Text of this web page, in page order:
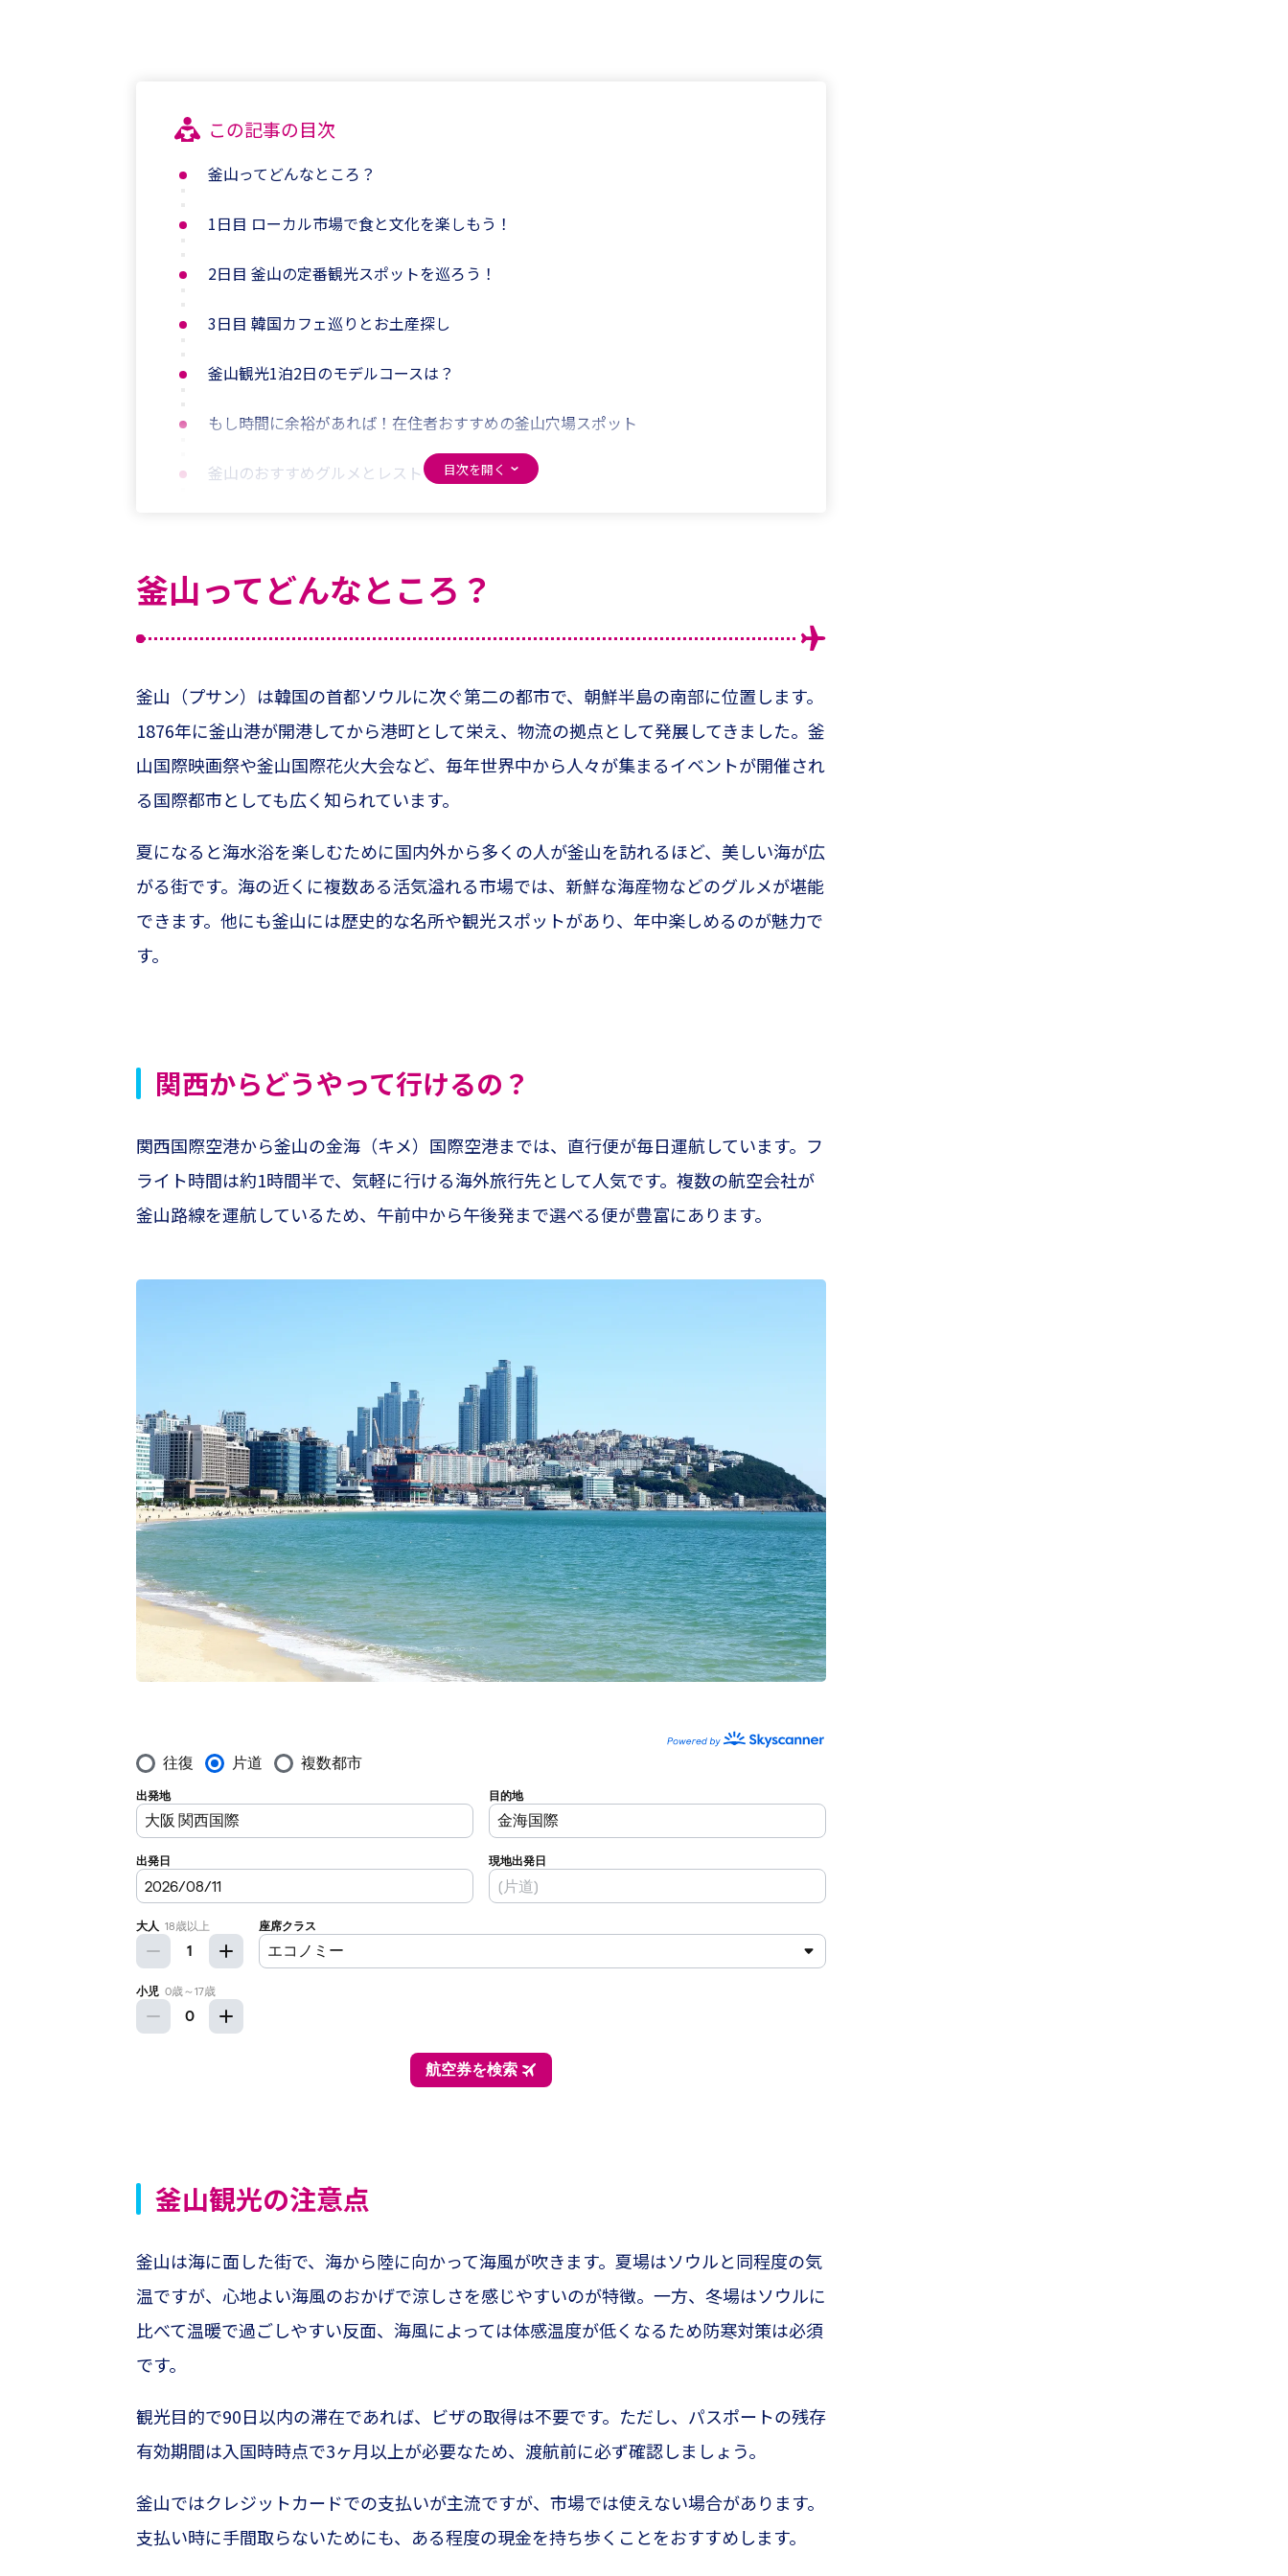
この記事の目次
釜山ってどんなところ？
1日目 ローカル市場で食と文化を楽しもう！
2日目 釜山の定番観光スポットを巡ろう！
3日目 韓国カフェ巡りとお土産探し
釜山観光1泊2日のモデルコースは？
もし時間に余裕があれば！在住者おすすめの釜山穴場スポット
釜山のおすすめグルメとレストラン
釜山ってどんなところ？
釜山（プサン）は韓国の首都ソウルに次ぐ第二の都市で、朝鮮半島の南部に位置します。
1876年に釜山港が開港してから港町として栄え、物流の拠点として発展してきました。釜
山国際映画祭や釜山国際花火大会など、毎年世界中から人々が集まるイベントが開催され
る国際都市としても広く知られています。
夏になると海水浴を楽しむために国内外から多くの人が釜山を訪れるほど、美しい海が広
がる街です。海の近くに複数ある活気溢れる市場では、新鮮な海産物などのグルメが堪能
できます。他にも釜山には歴史的な名所や観光スポットがあり、年中楽しめるのが魅力で
す。
関西からどうやって行けるの？
関西国際空港から釜山の金海（キメ）国際空港までは、直行便が毎日運航しています。フ
ライト時間は約1時間半で、気軽に行ける海外旅行先として人気です。複数の航空会社が
釜山路線を運航しているため、午前中から午後発まで選べる便が豊富にあります。
釜山観光の注意点
釜山は海に面した街で、海から陸に向かって海風が吹きます。夏場はソウルと同程度の気
温ですが、心地よい海風のおかげで涼しさを感じやすいのが特徴。一方、冬場はソウルに
比べて温暖で過ごしやすい反面、海風によっては体感温度が低くなるため防寒対策は必須
です。
観光目的で90日以内の滞在であれば、ビザの取得は不要です。ただし、パスポートの残存
有効期間は入国時時点で3ヶ月以上が必要なため、渡航前に必ず確認しましょう。
釜山ではクレジットカードでの支払いが主流ですが、市場では使えない場合があります。
支払い時に手間取らないためにも、ある程度の現金を持ち歩くことをおすすめします。